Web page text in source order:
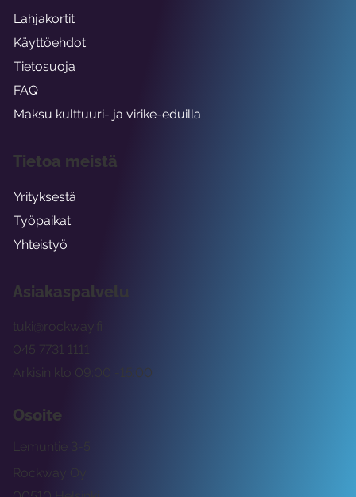
Asiakaspalvelu
tuki@rockway.fi
Arkisin klo 09:00 -15:00
045 7731 1111
Osoite
Rockway Oy
Lemuntie 3-5
Lahjakortit
Käyttöehdot
Tietosuoja
FAQ
Maksu kulttuuri- ja virike-eduilla
Tietoa meistä
Yrityksestä
Työpaikat
Yhteistyö